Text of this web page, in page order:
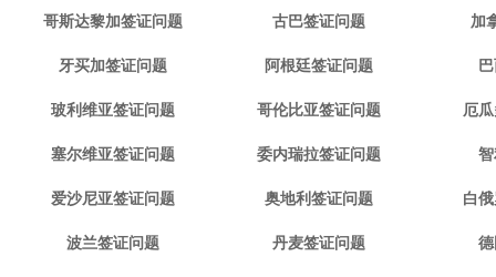
题
哥斯达黎加签证问题 古巴签证问题 加
牙买加签证问题 阿根廷签证问题
玻利维亚签证问题 哥伦比亚签证问题 厄
塞尔维亚签证问题 委内瑞拉签证问题
爱沙尼亚签证问题 奥地利签证问题 白
波兰签证问题 丹麦签证问题